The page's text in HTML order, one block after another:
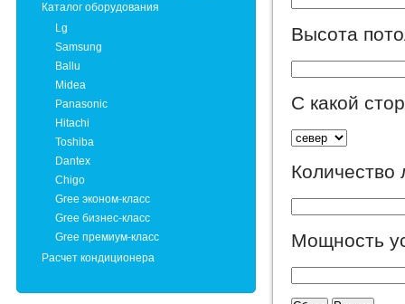
Каталог оборудования
Lg
Samsung
Ballu
Midea
Panasonic
Hitachi
Toshiba
Dantex
Chigo
Gree эконом-класс
Gree бизнес-класс
Gree премиум-класс
Расчет кондиционера
Высота
С какой
Мощность